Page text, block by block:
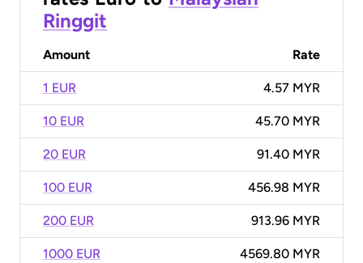
Ringgit
Amount Rate
1 EUR 4.57 MYR
10 EUR 45.70 MYR
20 EUR 91.40 MYR
100 EUR 456.98 MYR
200 EUR 913.96 MYR
1000 EUR 4569.80 MYR